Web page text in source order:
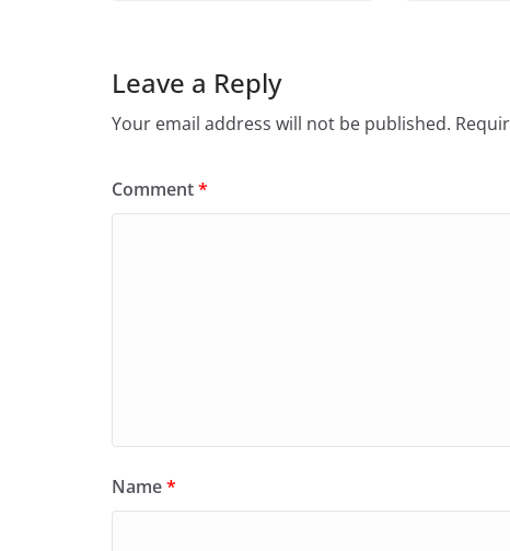
Leave a Reply
Your email address will not be published.
Comment*
Name*